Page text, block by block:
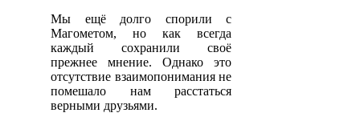
Мы ещё долго спорили с
Магометом, но как всегда
каждый сохранили своё
прежнее мнение. Однако это
отсутствие взаимопонимания не
помешало нам расстаться
верными друзьями.